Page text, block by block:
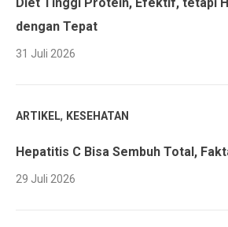
dengan Tepat
31 Juli 2026
ARTIKEL, KESEHATAN
Hepatitis C Bisa Sembuh Total,
29 Juli 2026